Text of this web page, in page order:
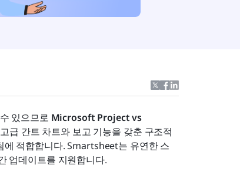
있으므로 Microsoft Project vs
간트 차트와 보고 기능을 갖춘 구조적
에 적합합니다. Smartsheet는 유연한 스
업데이트를 지원합니다.